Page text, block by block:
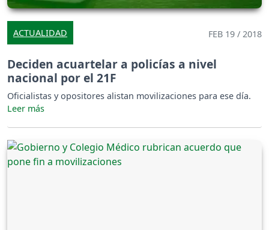
ACTUALIDAD FEB 19 / 2018
Deciden acuartelar a policías a nivel
nacional por el 21F
Oficialistas y opositores alistan movilizaciones para ese día.